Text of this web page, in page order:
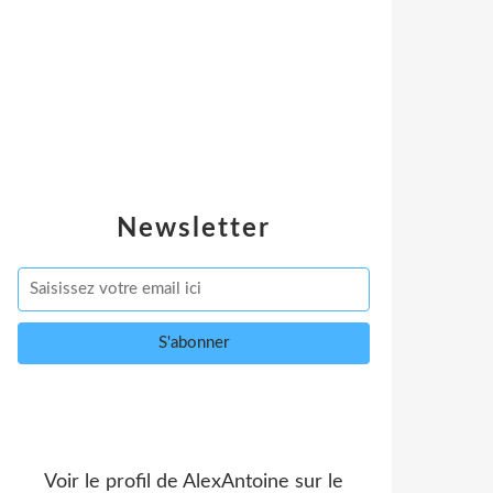
Newsletter
Voir le profil de AlexAntoine sur le